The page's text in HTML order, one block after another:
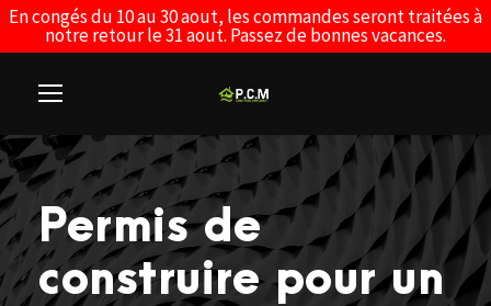
En congés du 10 au 30 aout, les commandes seront traitées à
notre retour le 31 aout. Passez de bonnes vacances.
Permis de
construire pour un